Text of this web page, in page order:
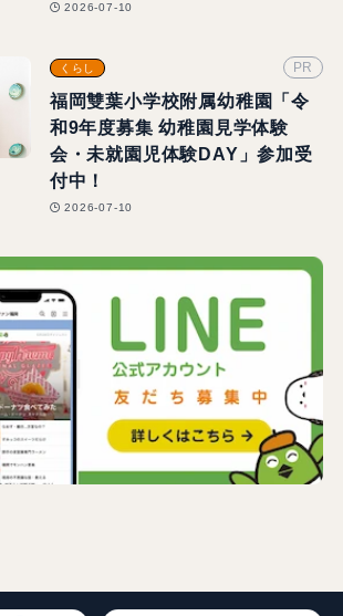
2026-07-10
くらし PR
福岡雙葉小学校附属幼稚園「令
和9年度募集 幼稚園見学体験
会・未就園児体験DAY」参加受
付中！
2026-07-10